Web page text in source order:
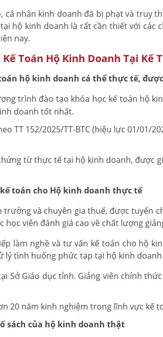
nhân kinh doanh đã bị phạt và truy
hộ kinh doanh là rất cần thiết với
nay.
Toán Hộ Kinh Doanh Tại Kế
hộ kinh doanh cá thể thực tế,
trình đào tạo khóa học kế toán hộ
doanh tốt nhất.
TT 152/2025/TT-BTC (hiệu lực 01/01/
từ thực tế tại hộ kinh doanh, được
toán cho Hộ kinh doanh thực tế
trưởng và chuyên gia thuế, được tuyển
học viên đánh giá cao về chất lượng
làm nghề và tư vấn kế toán cho hộ
lý tình huống phức tạp tại hộ kinh doanh
Sở Giáo dục tỉnh. Giảng viên chính
20 năm kinh nghiệm trong lĩnh vực kế
sách của hộ kinh doanh thật